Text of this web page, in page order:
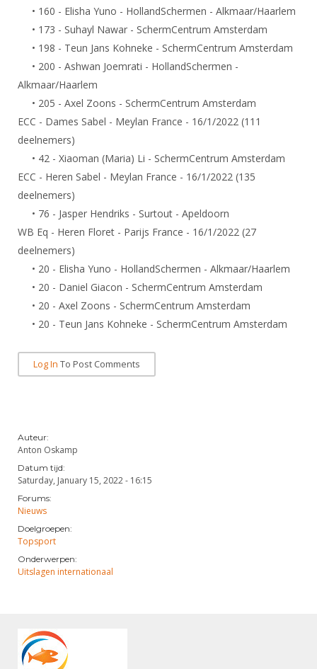
• 160 - Elisha Yuno - HollandSchermen - Alkmaar/Haarlem
• 173 - Suhayl Nawar - SchermCentrum Amsterdam
• 198 - Teun Jans Kohneke - SchermCentrum Amsterdam
• 200 - Ashwan Joemrati - HollandSchermen -
Alkmaar/Haarlem
• 205 - Axel Zoons - SchermCentrum Amsterdam
ECC - Dames Sabel - Meylan France - 16/1/2022 (111
deelnemers)
• 42 - Xiaoman (Maria) Li - SchermCentrum Amsterdam
ECC - Heren Sabel - Meylan France - 16/1/2022 (135
deelnemers)
• 76 - Jasper Hendriks - Surtout - Apeldoorn
WB Eq - Heren Floret - Parijs France - 16/1/2022 (27
deelnemers)
• 20 - Elisha Yuno - HollandSchermen - Alkmaar/Haarlem
• 20 - Daniel Giacon - SchermCentrum Amsterdam
• 20 - Axel Zoons - SchermCentrum Amsterdam
• 20 - Teun Jans Kohneke - SchermCentrum Amsterdam
Log In To Post Comments
Auteur:
Anton Oskamp
Datum tijd:
Saturday, January 15, 2022 - 16:15
Forums:
Nieuws
Doelgroepen:
Topsport
Onderwerpen:
Uitslagen internationaal